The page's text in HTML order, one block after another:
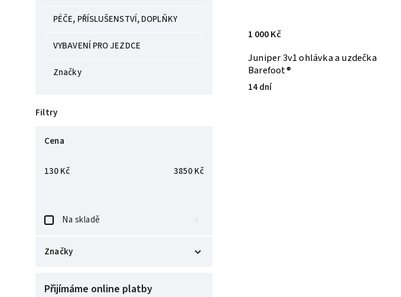
PÉČE, PŘÍSLUŠENSTVÍ, DOPLŇKY
VYBAVENÍ PRO JEZDCE
Značky
Filtry
Cena
130Kč 3850Kč
Na skladě 7
Značky
Přijímáme online platby
Juniper 3v1 ohlávka a uzdečka
Barefoot®
14 dní
1 000 Kč